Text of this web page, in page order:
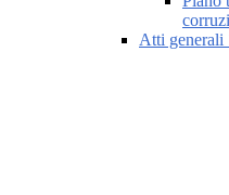
Atti generali